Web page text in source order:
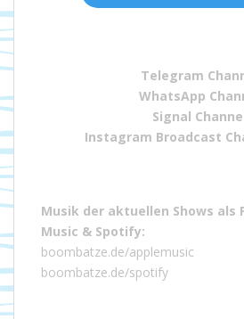
Telegram
WhatsApp
Signal
Instagram Broadcast
Musik der aktuellen Shows als
Music & Spotify:
boombatze.de/applemusic
boombatze.de/spotify